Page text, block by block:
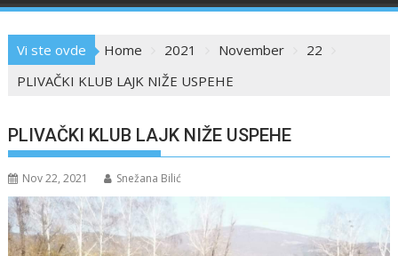
Vi ste ovde Home 2021 November
22
PLIVAČKI KLUB LAJK NIŽE USPEHE
PLIVAČKI KLUB LAJK NIŽE USPEHE
Nov 22, 2021 Snežana Bilić